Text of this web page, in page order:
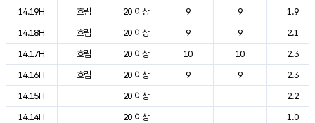
14.19H
흐림 20 이상 9 9
1.9
14.18H
흐림 20 이상 9 9
2.1
14.17H
흐림 20 이상 10 10
2.3
14.16H
흐림 20 이상 9 9
2.3
14.15H
20 이상
2.2
14.14H
20 이상
1.0